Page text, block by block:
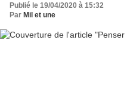
Publié le 19/04/2020 à 15:32
Par Mil et une